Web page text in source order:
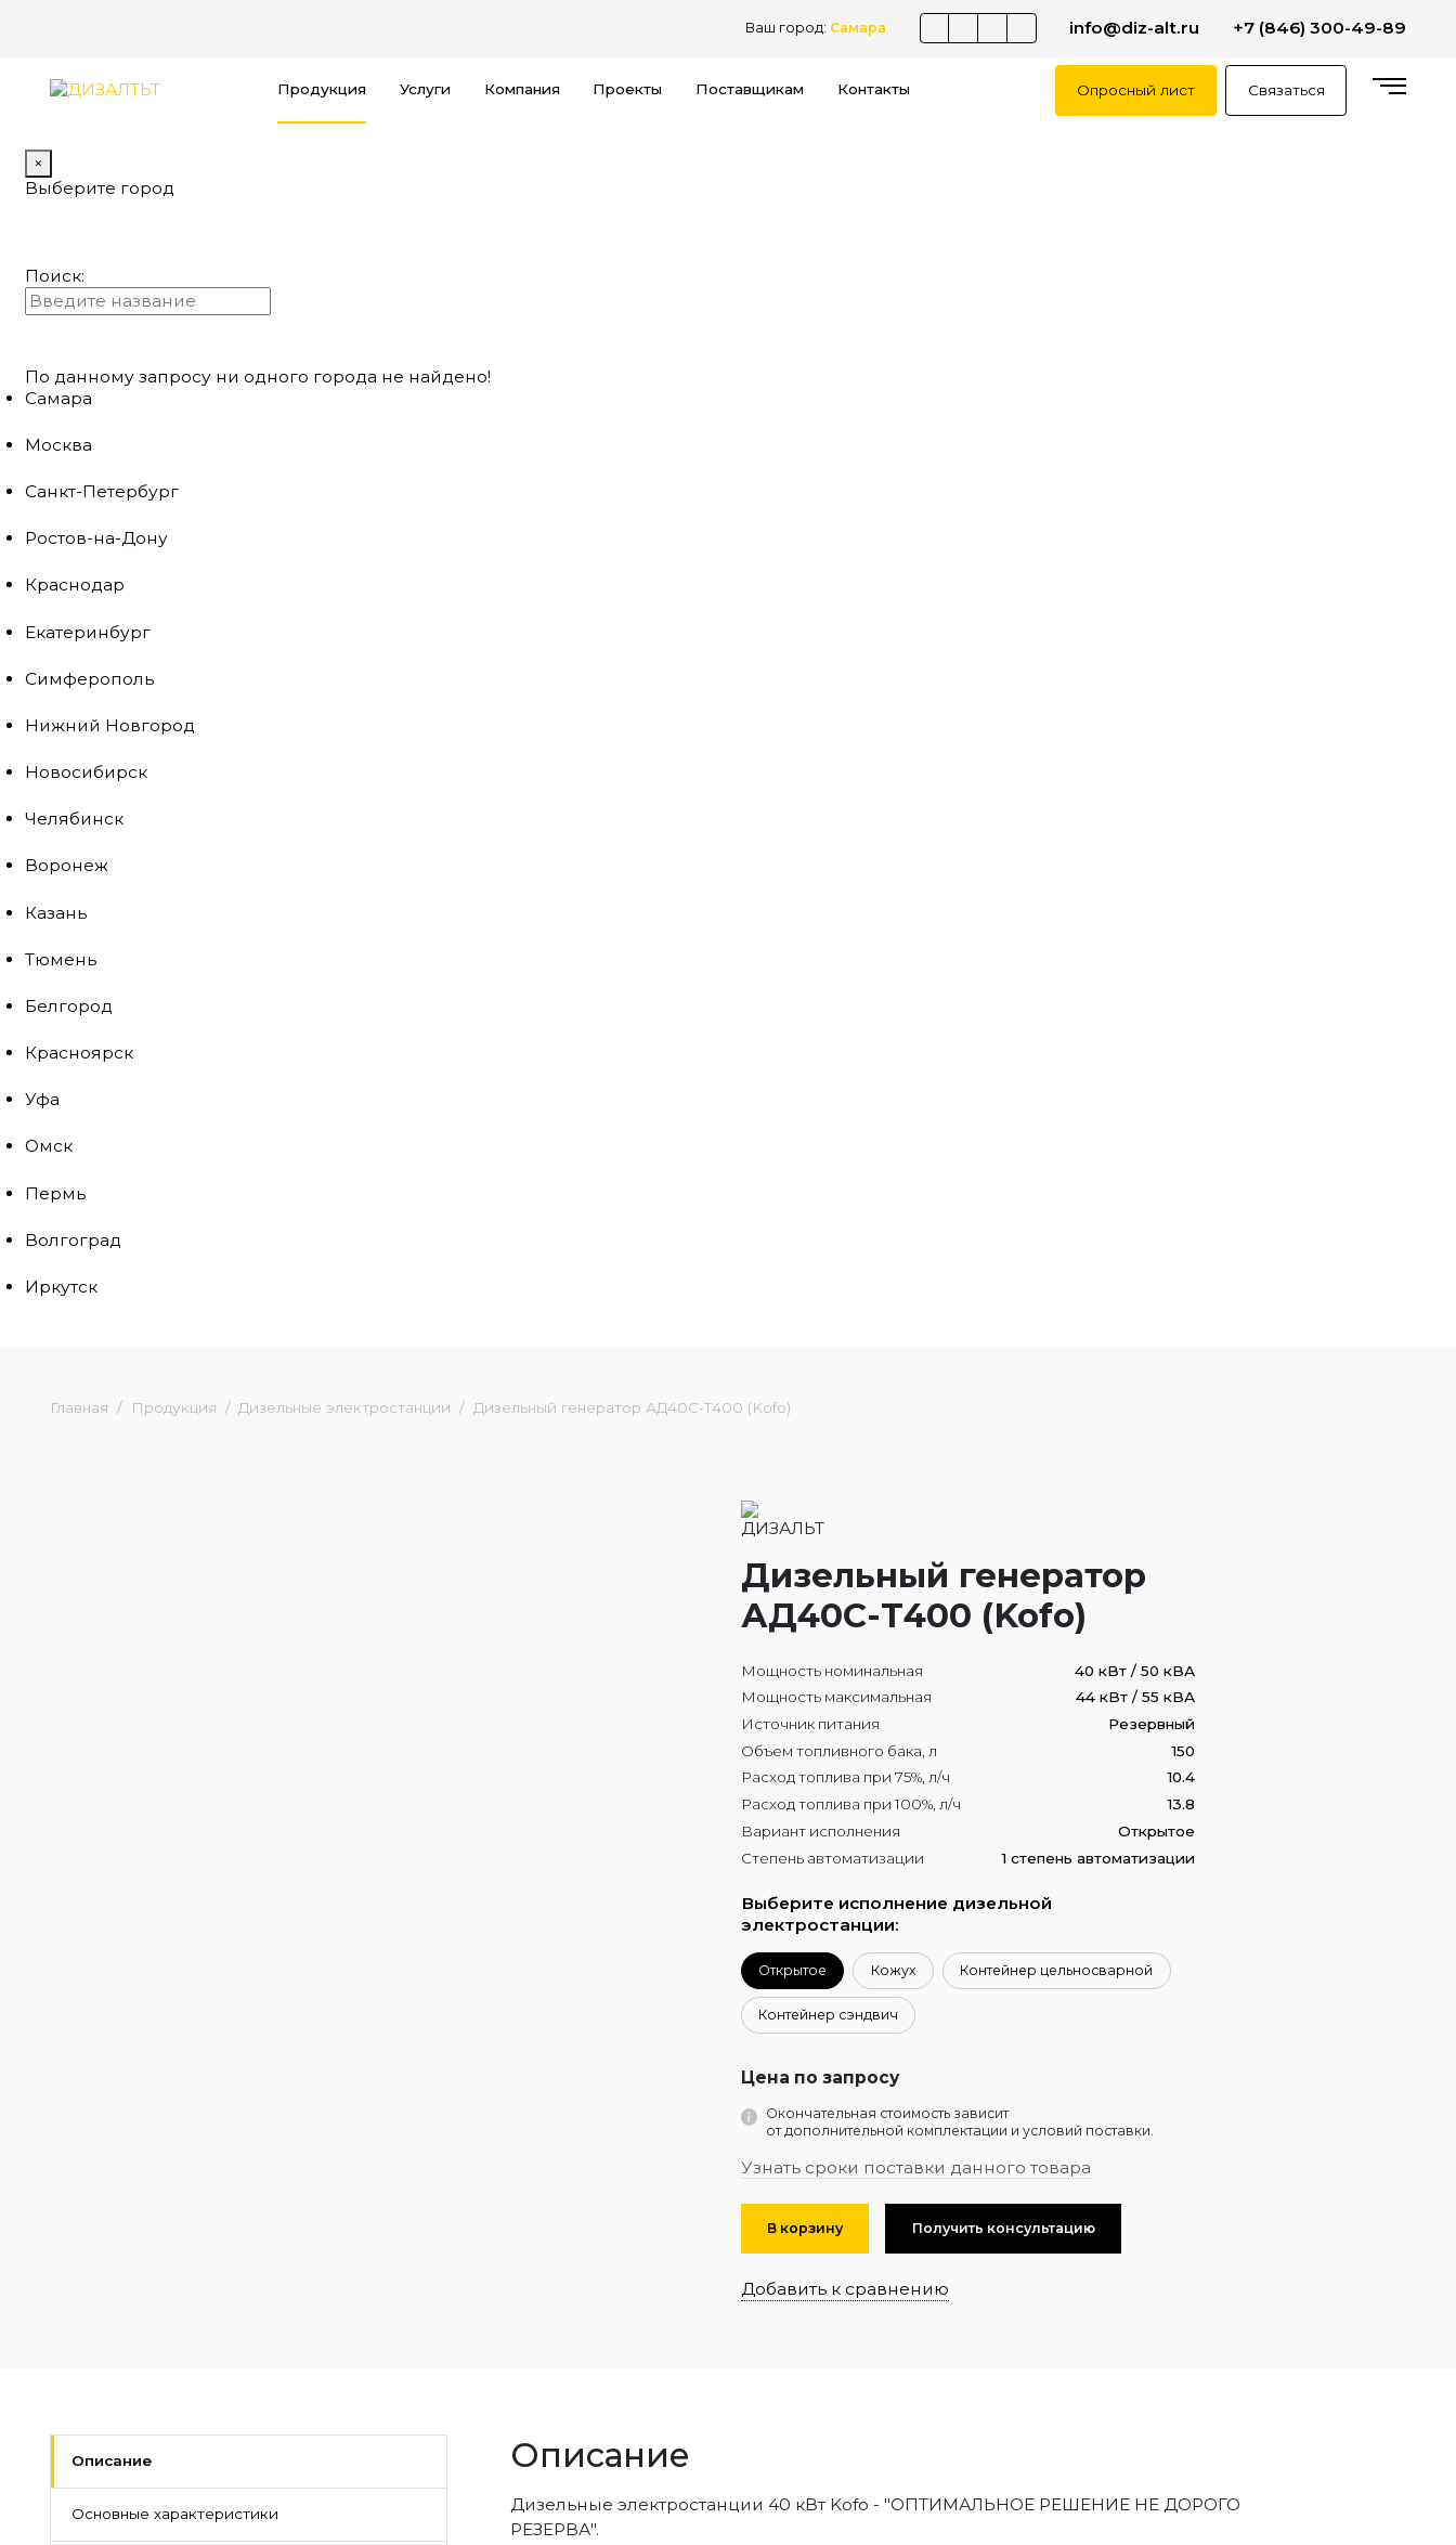
Ваш город: Самара info@diz-alt.ru +7 (846) 300-49-89
Продукция Услуги Компания Проекты Поставщикам Контакты Опросный лист Связаться
×
Выберите город
Поиск:
По данному запросу ни одного города не найдено!
Самара
Москва
Санкт-Петербург
Ростов-на-Дону
Краснодар
Екатеринбург
Симферополь
Нижний Новгород
Новосибирск
Челябинск
Воронеж
Казань
Тюмень
Белгород
Красноярск
Уфа
Омск
Пермь
Волгоград
Иркутск
Главная Продукция Дизельные электростанции Дизельный генератор АД40С-Т400 (Kofo)
Дизельный генератор
АД40С-Т400 (Kofo)
Мощность номинальная
40 кВт / 50 кВА
Мощность максимальная
44 кВт / 55 кВА
Источник питания
Резервный
Объем топливного бака, л
150
Расход топлива при 75%, л/ч
10.4
Расход топлива при 100%, л/ч
13.8
Вариант исполнения
Открытое
Степень автоматизации
1 степень автоматизации
Выберите исполнение дизельной
электростанции:
Открытое Кожух Контейнер цельносварной
Контейнер сэндвич
Цена по запросу
Окончательная стоимость зависит
от дополнительной комплектации и условий поставки.
Узнать сроки поставки данного товара
В корзину Получить консультацию
Добавить к сравнению
Описание
Основные характеристики
Описание
Дизельные электростанции 40 кВт Kofo - "ОПТИМАЛЬНОЕ РЕШЕНИЕ НЕ ДОРОГО
РЕЗЕРВА".